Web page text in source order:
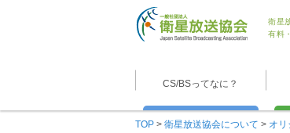
衛星
有料
CS/BSってなに？
TOP > 衛星放送協会について > オ